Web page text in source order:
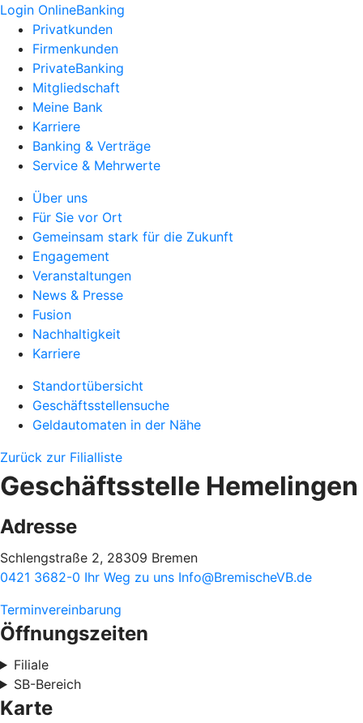
Login OnlineBanking
Privatkunden
Firmenkunden
PrivateBanking
Mitgliedschaft
Meine Bank
Karriere
Banking & Verträge
Service & Mehrwerte
Über uns
Für Sie vor Ort
Gemeinsam stark für die Zukunft
Engagement
Veranstaltungen
News & Presse
Fusion
Nachhaltigkeit
Karriere
Standortübersicht
Geschäftsstellensuche
Geldautomaten in der Nähe
Zurück zur Filialliste
Geschäftsstelle Hemelingen
Adresse
Schlengstraße 2, 28309 Bremen
0421 3682-0 Ihr Weg zu uns Info@BremischeVB.de
Terminvereinbarung
Öffnungszeiten
Filiale
SB-Bereich
Karte